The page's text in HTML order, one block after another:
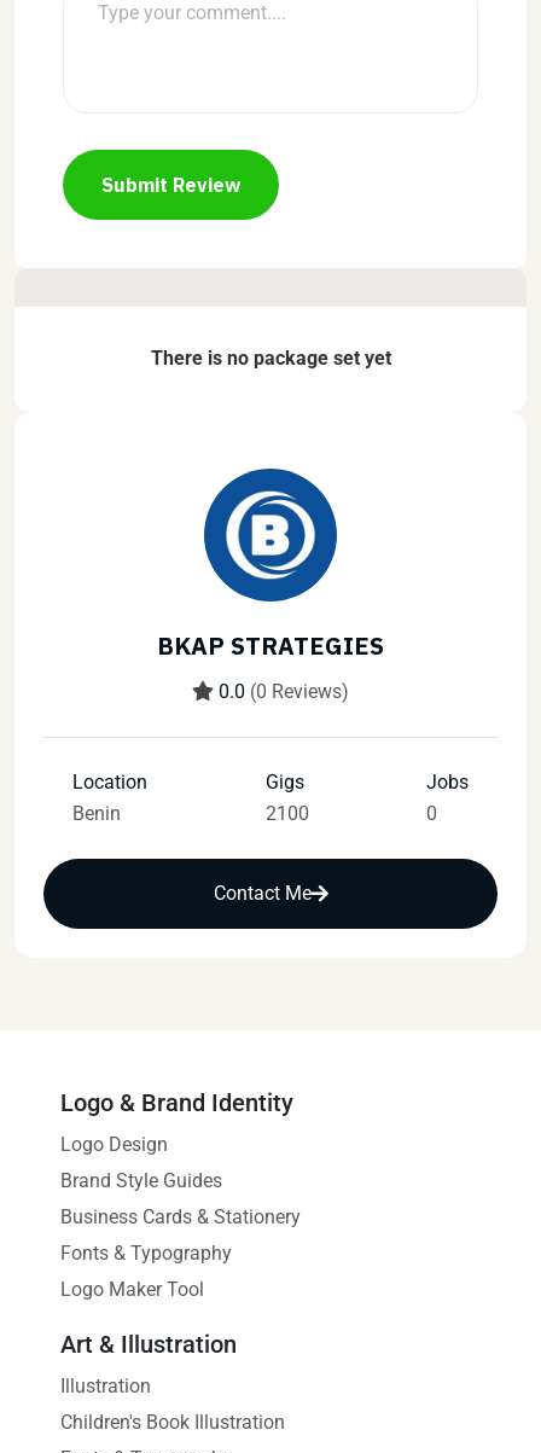
Submit Review
There is no package set yet
BKAP STRATEGIES
0.0 (0 Reviews)
Location
Benin
Gigs
2100
Jobs
0
Contact Me
Logo & Brand Identity
Logo Design
Brand Style Guides
Business Cards & Stationery
Fonts & Typography
Logo Maker Tool
Art & Illustration
Illustration
Children's Book Illustration